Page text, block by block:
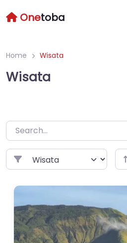
to
Onetoba
Home Wisata
Wisata